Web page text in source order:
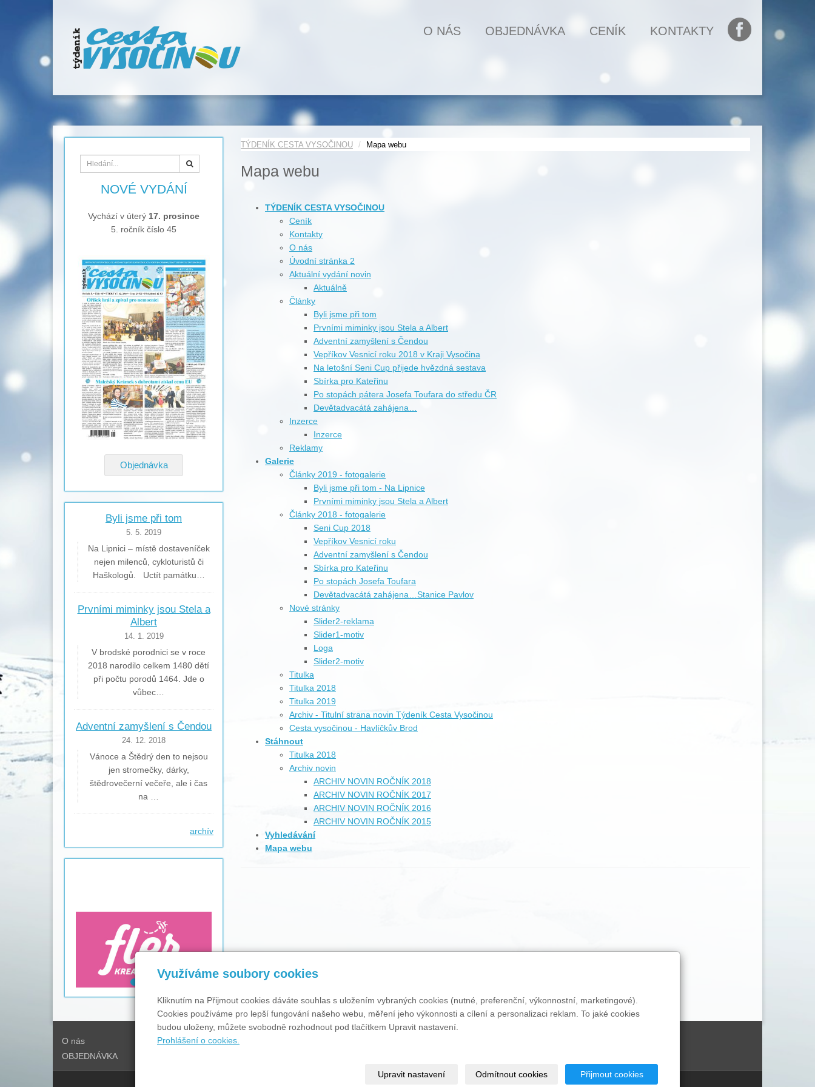
O NÁS OBJEDNÁVKA CENÍK KONTAKTY FB
TÝDENÍK CESTA VYSOČINOU Mapa webu
Mapa webu
TÝDENÍK CESTA VYSOČINOU
Ceník
Kontakty
O nás
Úvodní stránka 2
Aktuální vydání novin
Aktuálně
Články
Byli jsme při tom
Prvními miminky jsou Stela a Albert
Adventní zamyšlení s Čendou
Vepříkov Vesnicí roku 2018 v Kraji Vysočina
Na letošní Seni Cup přijede hvězdná sestava
Sbírka pro Kateřinu
Po stopách pátera Josefa Toufara do středu ČR
Devětadvacátá zahájena…
Inzerce
Inzerce
Reklamy
Galerie
Články 2019 - fotogalerie
Byli jsme při tom - Na Lipnice
Prvními miminky jsou Stela a Albert
Články 2018 - fotogalerie
Seni Cup 2018
Vepříkov Vesnicí roku
Adventní zamyšlení s Čendou
Sbírka pro Kateřinu
Po stopách Josefa Toufara
Devětadvacátá zahájena…Stanice Pavlov
Nové stránky
Slider2-reklama
Slider1-motiv
Loga
Slider2-motiv
Titulka
Titulka 2018
Titulka 2019
Archiv - Titulní strana novin Týdeník Cesta Vysočinou
Cesta vysočinou - Havlíčkův Brod
Stáhnout
Titulka 2018
Archiv novin
ARCHIV NOVIN ROČNÍK 2018
ARCHIV NOVIN ROČNÍK 2017
ARCHIV NOVIN ROČNÍK 2016
ARCHIV NOVIN ROČNÍK 2015
Vyhledávání
Mapa webu
NOVÉ VYDÁNÍ
Vychází v úterý 17. prosince
5. ročník číslo 45
Objednávka
Byli jsme při tom
5. 5. 2019
Na Lipnici – místě dostaveníček
nejen milenců, cykloturistů či
Haškologů. Uctít památku…
Prvními miminky jsou Stela a
Albert
14. 1. 2019
V brodské porodnici se v roce
2018 narodilo celkem 1480 dětí
při počtu porodů 1464. Jde o
vůbec…
Adventní zamyšlení s Čendou
24. 12. 2018
Vánoce a Štědrý den to nejsou
jen stromečky, dárky,
štědrovečerní večeře, ale i čas
na …
archív
O nás
OBJEDNÁVKA
Ceník
Využíváme soubory cookies
Kliknutím na Přijmout cookies dáváte souhlas s uložením vybraných cookies (nutné, preferenční, výkonnostní, marketingové).
Cookies používáme pro lepší fungování našeho webu, měření jeho výkonnosti a cílení a personalizaci reklam. To jaké cookies
budou uloženy, můžete svobodně rozhodnout pod tlačítkem Upravit nastavení.
Prohlášení o cookies.
Upravit nastavení Odmítnout cookies Přijmout cookies